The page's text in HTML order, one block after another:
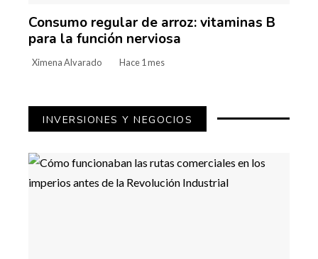
Consumo regular de arroz: vitaminas B
para la función nerviosa
Ximena Alvarado Hace 1 mes
INVERSIONES Y NEGOCIOS